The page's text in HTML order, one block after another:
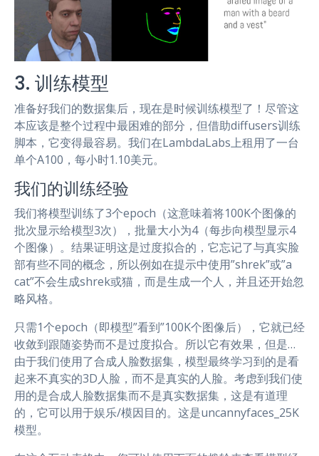
3. 训练模型
准备好我们的数据集后，现在是时候训练模型了！尽管这
本应该是整个过程中最困难的部分，但借助diffusers训练
脚本，它变得最容易。我们在LambdaLabs上租用了一台
单个A100，每小时1.10美元。
我们的训练经验
我们将模型训练了3个epoch（这意味着将100K个图像的
批次显示给模型3次），批量大小为4（每步向模型显示4
个图像）。结果证明这是过度拟合的，它忘记了与真实脸
部有些不同的概念，所以例如在提示中使用”shrek”或”a
cat”不会生成shrek或猫，而是生成一个人，并且还开始忽
略风格。
只需1个epoch（即模型”看到”100K个图像后），它就已经
收敛到跟随姿势而不是过度拟合。所以它有效果，但是…
由于我们使用了合成人脸数据集，模型最终学习到的是看
起来不真实的3D人脸，而不是真实的人脸。考虑到我们使
用的是合成人脸数据集而不是真实数据集，这是有道理
的，它可以用于娱乐/模因目的。这是uncannyfaces_25K
模型。